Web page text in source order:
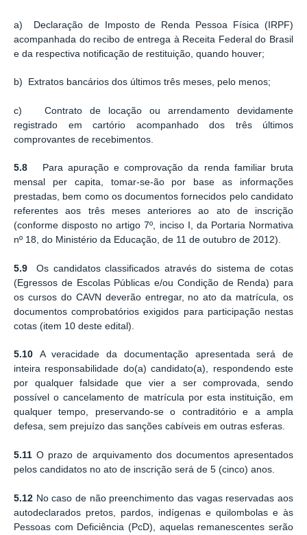
a) Declaração de Imposto de Renda Pessoa Física (IRPF)
acompanhada do recibo de entrega à Receita Federal do Brasil
e da respectiva notificação de restituição, quando houver;
b) Extratos bancários dos últimos três meses, pelo menos;
c) Contrato de locação ou arrendamento devidamente
registrado em cartório acompanhado dos três últimos
comprovantes de recebimentos.
5.8
Para apuração e comprovação da renda familiar bruta
mensal per capita, tomar-se-ão por base as informações
prestadas, bem como os documentos fornecidos pelo candidato
referentes aos três meses anteriores ao ato de inscrição
(conforme disposto no artigo 7º, inciso I, da Portaria Normativa
nº 18, do Ministério da Educação, de 11 de outubro de 2012).
5.9Os candidatos classificados através do sistema de cotas
(Egressos de Escolas Públicas e/ou Condição de Renda) para
os cursos do CAVN deverão entregar, no ato da matrícula, os
documentos comprobatórios exigidos para participação nestas
cotas (item 10 deste edital).
5.10 A veracidade da documentação apresentada será de
inteira responsabilidade do(a) candidato(a), respondendo este
por qualquer falsidade que vier a ser comprovada, sendo
possível o cancelamento de matrícula por esta instituição, em
qualquer tempo, preservando-se o contraditório e a ampla
defesa, sem prejuízo das sanções cabíveis em outras esferas.
5.11O prazo de arquivamento dos documentos apresentados
pelos candidatos no ato de inscrição será de 5 (cinco) anos.
5.12 No caso de não preenchimento das vagas reservadas aos
autodeclarados pretos, pardos, indígenas e quilombolas e às
Pessoas com Deficiência (PcD), aquelas remanescentes serão